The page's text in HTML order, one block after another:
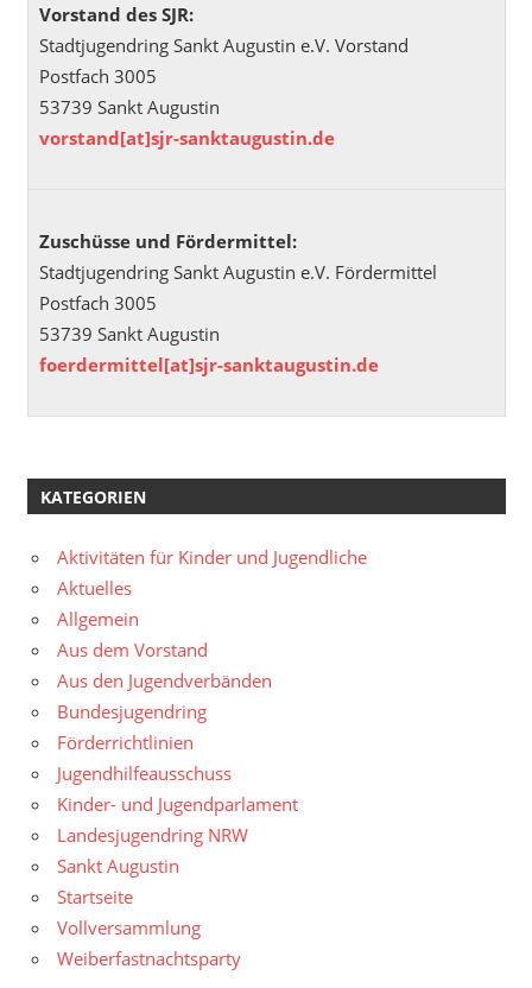
Vorstand des SJR:
Stadtjugendring Sankt Augustin e.V. Vorstand
Postfach 3005
53739 Sankt Augustin
vorstand[at]sjr-sanktaugustin.de
Zuschüsse und Fördermittel:
Stadtjugendring Sankt Augustin e.V. Fördermittel
Postfach 3005
53739 Sankt Augustin
foerdermittel[at]sjr-sanktaugustin.de
KATEGORIEN
Aktivitäten für Kinder und Jugendliche
Aktuelles
Allgemein
Aus dem Vorstand
Aus den Jugendverbänden
Bundesjugendring
Förderrichtlinien
Jugendhilfeausschuss
Kinder- und Jugendparlament
Landesjugendring NRW
Sankt Augustin
Startseite
Vollversammlung
Weiberfastnachtsparty